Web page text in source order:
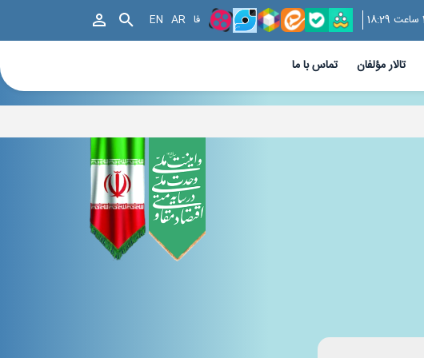
EN AR فا
تالار مؤلفان تماس با ما